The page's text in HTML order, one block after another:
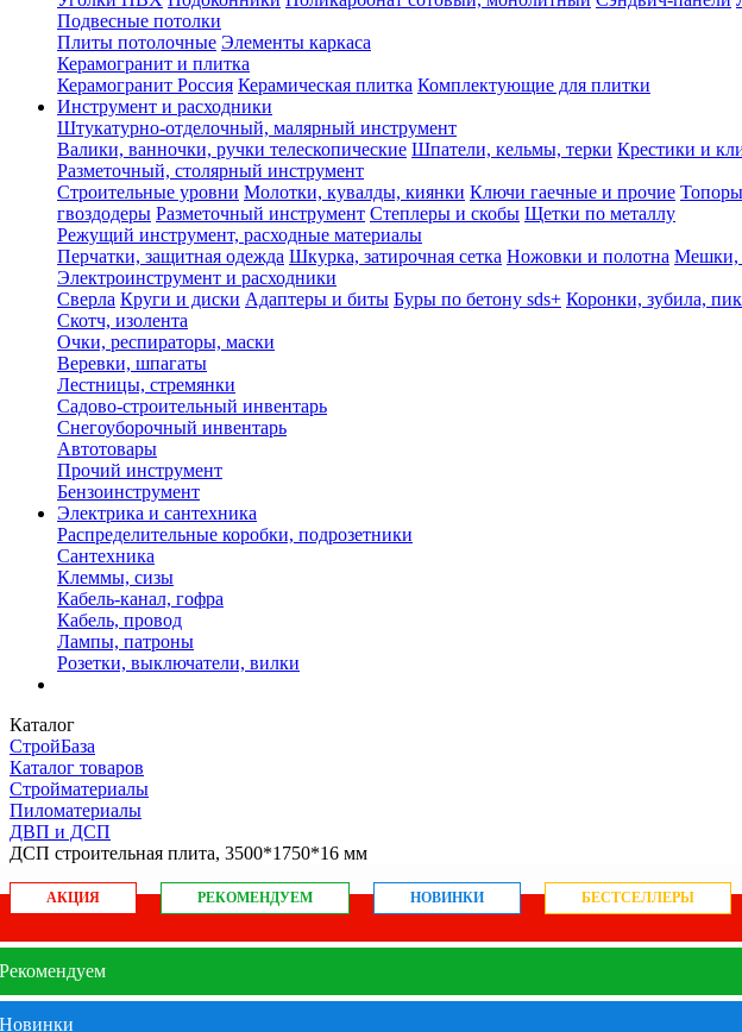
Подвесные потолки
Плиты потолочные Элементы каркаса
Керамогранит и плитка
Керамогранит Россия Керамическая плитка Комплектующие для плитки
Инструмент и расходники
Штукатурно-отделочный, малярный инструмент
Валики, ванночки, ручки телескопические Шпатели, кельмы, терки Крестики и
Разметочный, столярный инструмент
Строительные уровни Молотки, кувалды, киянки Ключи гаечные и прочие
гвоздодеры Разметочный инструмент Степлеры и скобы Щетки по металлу
Режущий инструмент, расходные материалы
Перчатки, защитная одежда Шкурка, затирочная сетка Ножовки и полотна Мешки,
Электроинструмент и расходники
Сверла Круги и диски Адаптеры и биты Буры по бетону sds+ Коронки, зубила,
Скотч, изолента
Очки, респираторы, маски
Веревки, шпагаты
Лестницы, стремянки
Садово-строительный инвентарь
Снегоуборочный инвентарь
Автотовары
Прочий инструмент
Бензоинструмент
Электрика и сантехника
Распределительные коробки, подрозетники
Сантехника
Клеммы, сизы
Кабель-канал, гофра
Кабель, провод
Лампы, патроны
Розетки, выключатели, вилки
Каталог
СтройБаза
Каталог товаров
Стройматериалы
Пиломатериалы
ДВП и ДСП
ДСП строительная плита, 3500*1750*16 мм
АКЦИЯ РЕКОМЕНДУЕМ НОВИНКИ БЕСТСЕЛЛЕРЫ
Рекомендуем
Новинки